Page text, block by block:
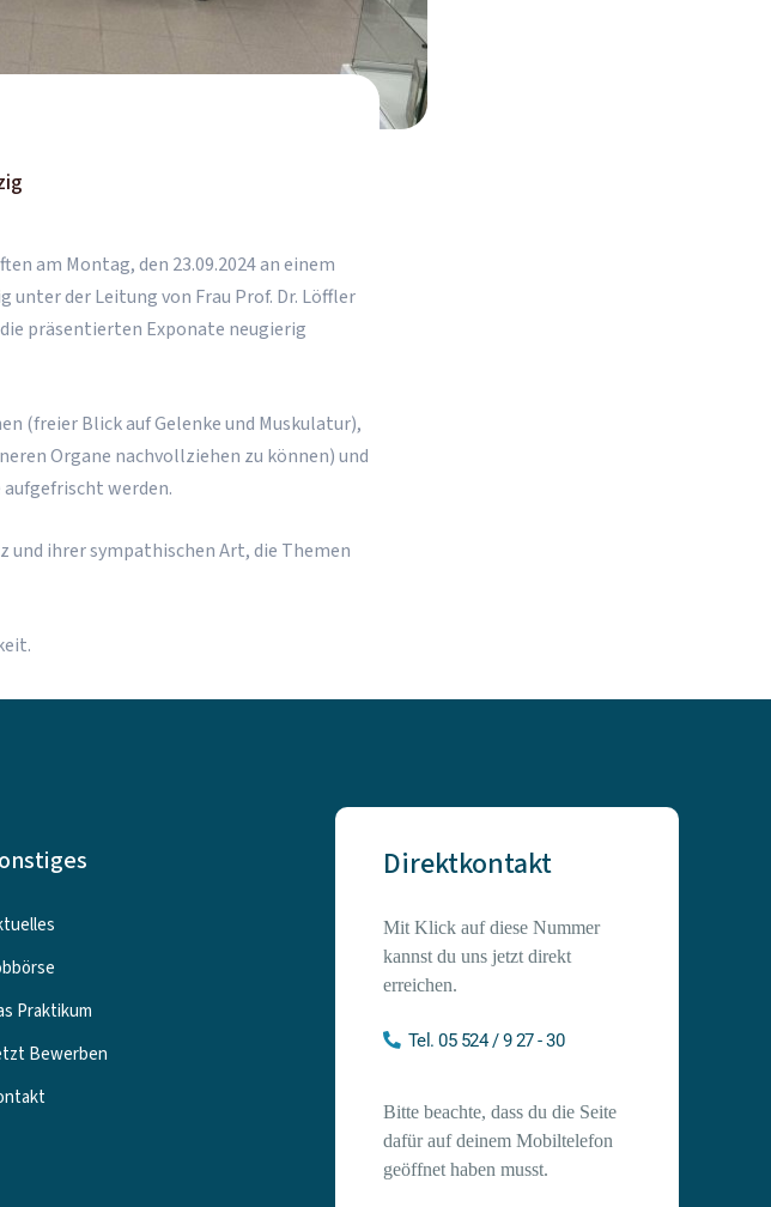
am Montag, den 23.09.2024 an einem
der Leitung von Frau Prof. Dr. Löffler
präsentierten Exponate neugierig
(freier Blick auf Gelenke und Muskulatur),
Organe nachvollziehen zu können) und
werden.
und ihrer sympathischen Art, die Themen
Praktikum
Bewerben
Direktkontakt
Mit Klick auf diese Nummer
kannst du uns jetzt direkt
erreichen.
Tel. 05 524 / 9 27 - 30
Bitte beachte, dass du die Seite
dafür auf deinem Mobiltelefon
geöffnet haben musst.